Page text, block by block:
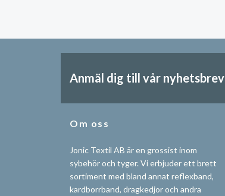
Anmäl dig till vår nyhetsbrev
Om oss
Jonic Textil AB är en grossist inom
sybehör och tyger. Vi erbjuder ett brett
sortiment med bland annat reflexband,
kardborrband, dragkedjor och andra